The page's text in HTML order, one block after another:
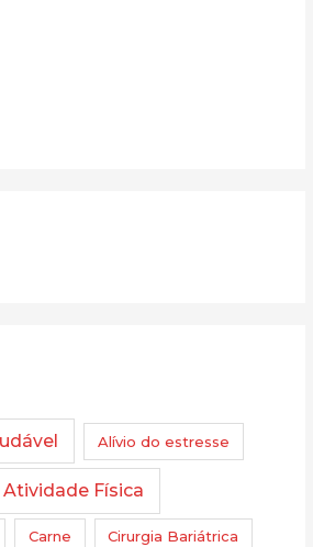
Alívio do estresse
Atividade Física
Carne Cirurgia Bariátrica